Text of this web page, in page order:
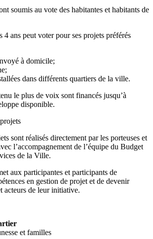
soumis au vote des habitantes et habitants de
4 ans peut voter pour ses projets préférés
à domicile;
dans différents quartiers de la ville.
le plus de voix sont financés jusqu’à
disponible.
sont réalisés directement par les porteuses et
l’accompagnement de l’équipe du Budget
de la Ville.
aux participantes et participants de
en gestion de projet et de devenir
acteurs de leur initiative.
et familles